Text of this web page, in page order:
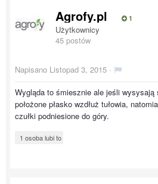
Agrofy.pl 1
Użytkownicy
45 postów
Napisano Listopad 3, 2015 ·
Wygląda to śmiesznie ale jeśli wysysają
położone płasko wzdłuż tułowia,
czułki podniesione do góry.
1 osoba lubi to